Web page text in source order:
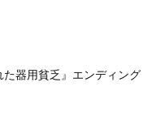
器用貧乏』エンディング